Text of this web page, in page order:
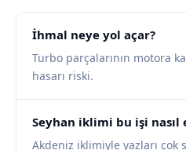
İhmal neye yol açar?
Turbo parçalarının motora
hasarı riski.
Seyhan iklimi bu işi nasıl
Akdeniz iklimiyle yazları çok